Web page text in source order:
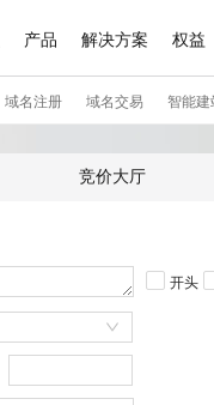
竞价大厅
开头